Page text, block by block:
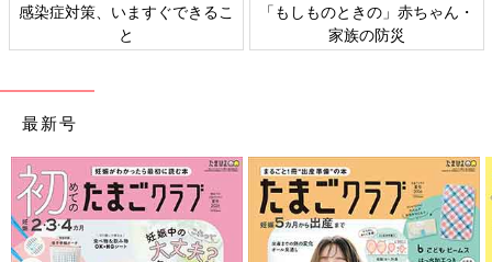
感染症対策、いますぐできるこ
と
「もしものときの」赤ちゃん・
家族の防災
最新号